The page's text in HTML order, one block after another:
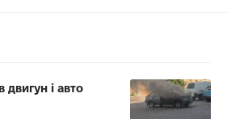
двигун і авто